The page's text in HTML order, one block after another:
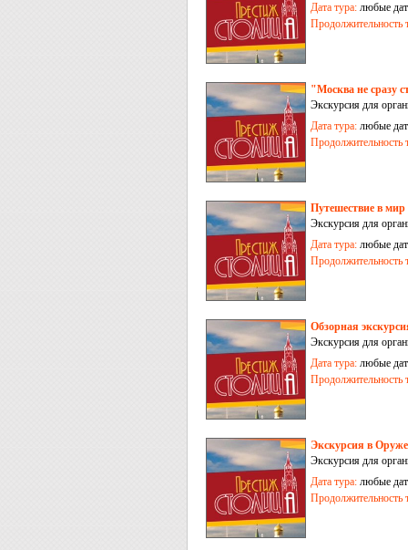
Дата тура: любые
Продолжительность
"Москва не сразу
Экскурсия для
Дата тура: любые
Продолжительность
Путешествие в
Экскурсия для
Дата тура: любые
Продолжительность
Обзорная
Экскурсия для
Дата тура: любые
Продолжительность
Экскурсия в
Экскурсия для
Дата тура: любые
Продолжительность